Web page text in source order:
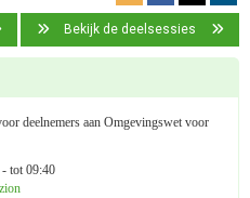
Bekijk de deelsessies
deelnemers aan Omgevingswet voor
- tot 09:40